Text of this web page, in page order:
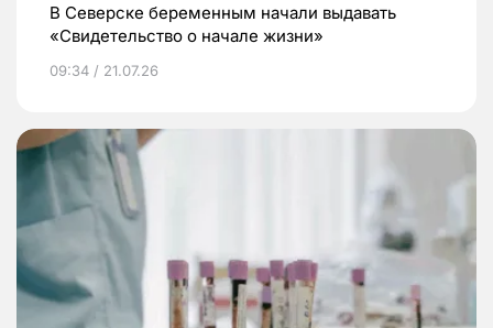
В Северске беременным начали выдавать
«Свидетельство о начале жизни»
09:34 / 21.07.26